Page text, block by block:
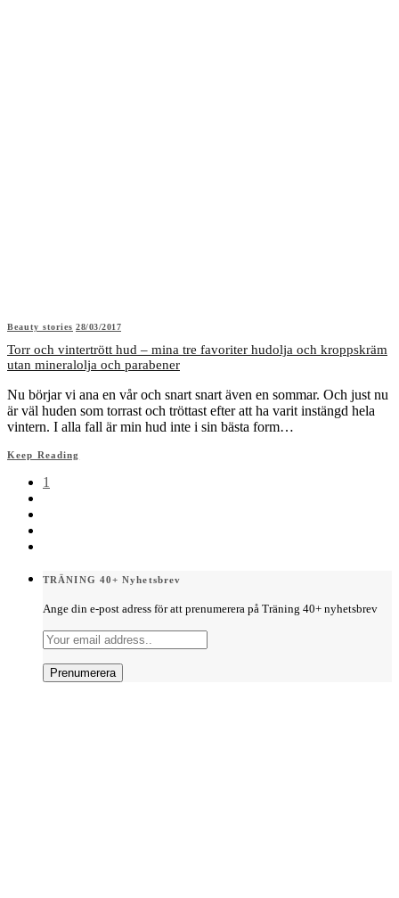
Beauty stories 28/03/2017
Torr och vintertrött hud – mina tre favoriter hudolja och kroppskräm
utan mineralolja och parabener
Nu börjar vi ana en vår och snart snart även en sommar. Och just nu
är väl huden som torrast och tröttast efter att ha varit instängd hela
vintern. I alla fall är min hud inte i sin bästa form…
Keep Reading
1
TRÄNING 40+ Nyhetsbrev
Ange din e-post adress för att prenumerera på Träning 40+ nyhetsbrev